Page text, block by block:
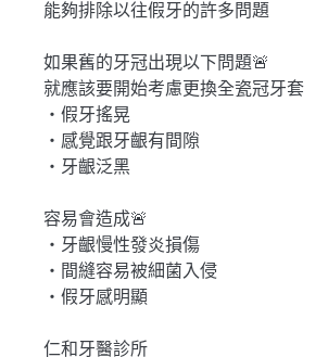
能夠排除以往假牙的許多問題
如果舊的牙冠出現以下問題🚨
就應該要開始考慮更換全瓷冠牙套
・假牙搖晃
・感覺跟牙齦有間隙
・牙齦泛黑
容易會造成🚨
・牙齦慢性發炎損傷
・間縫容易被細菌入侵
・假牙感明顯
仁和牙醫診所